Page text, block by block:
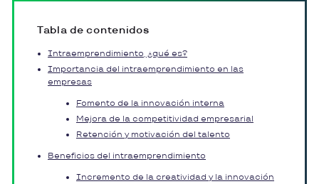
Tabla de contenidos
Intraemprendimiento, ¿qué es?
Importancia del intraemprendimiento en las
empresas
Fomento de la innovación interna
Mejora de la competitividad empresarial
Retención y motivación del talento
Beneficios del intraemprendimiento
Incremento de la creatividad y la innovación